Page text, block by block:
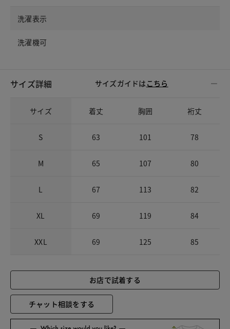
洗濯表示
洗濯機可
サイズ詳細 サイズガイドは こちら
サイズ 着丈 胸囲 裄丈
S 63 101 78
M 65 107 80
L 67 113 82
XL 69 119 84
XXL 69 125 85
お店で試着する
チャット相談をする